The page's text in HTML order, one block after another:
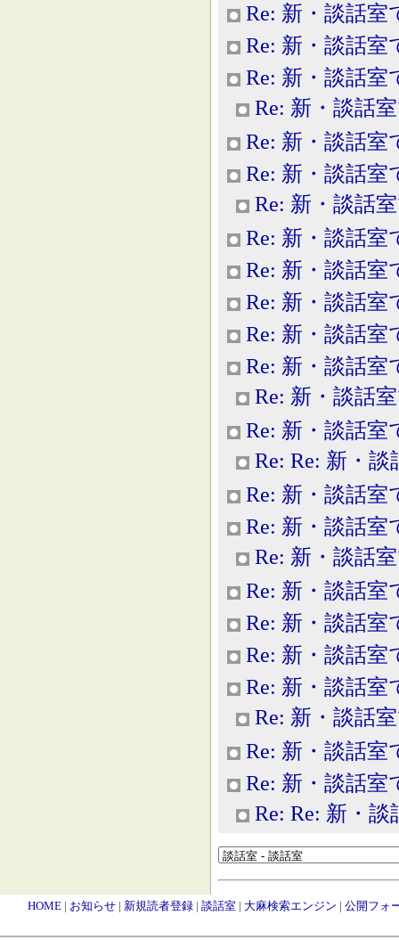
Re: 新・談話室
Re: 新・談話室
Re: 新・談話室
Re: 新・談話
Re: 新・談話室
Re: 新・談話室
Re: 新・談話
Re: 新・談話室
Re: 新・談話室
Re: 新・談話室
Re: 新・談話室
Re: 新・談話室
Re: 新・談話
Re: 新・談話室
Re: Re: 新・
Re: 新・談話室
Re: 新・談話室
Re: 新・談話
Re: 新・談話室
Re: 新・談話室
Re: 新・談話室
Re: 新・談話室
Re: 新・談話
Re: 新・談話室
Re: 新・談話室
Re: Re: 新・
HOME | お知らせ | 新規読者登録 | 談話室 | 大麻検索エンジン | 公開フォ